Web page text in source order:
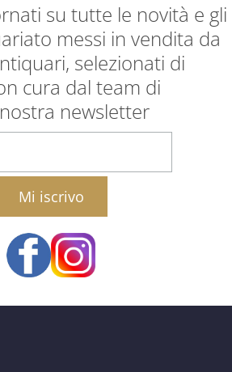
su tutte le novità e gli
messi in vendita da
selezionati di
cura dal team di
newsletter
email